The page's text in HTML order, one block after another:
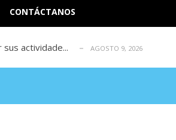
CONTÁCTANOS
AGOSTO 9, 2026
actividade...
la prisión ... AGOSTO 9, 2026
su mis... AGOSTO 9, 2026
por los terr...
AGOSTO 9, 2026